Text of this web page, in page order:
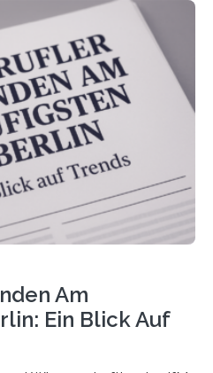
Versicherungskaufleute e.V.
basiert auf den
und -makler*innen. Ein
die Hälfte der Befragten ist
den nächsten Jahren eine
Aber nur ein Drittel hat
Am
Ein Blick Auf